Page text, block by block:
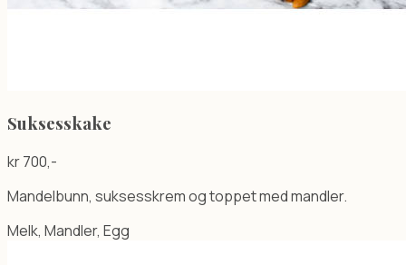
Suksesskake
kr700,-
Mandelbunn, suksesskrem og toppet med mandler.
Melk, Mandler, Egg